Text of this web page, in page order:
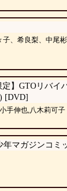
子、希良梨、中尾彬
定】GTOリバ
[DVD]
手伸也,八木莉可子
年マガジンコミ